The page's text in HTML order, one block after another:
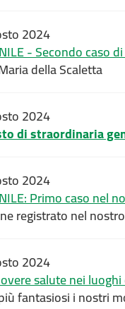
2024
- Secondo caso
della Scaletta
2024
di straordinaria
2024
Primo caso nel
registrato nel
2024
salute nei
fantasiosi i nostri